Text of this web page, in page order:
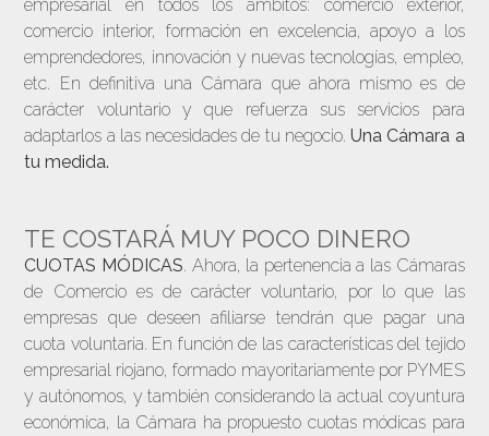
empresarial en todos los ámbitos: comercio exterior,
comercio interior, formación en excelencia, apoyo a los
emprendedores, innovación y nuevas tecnologías, empleo,
etc. En definitiva una Cámara que ahora mismo es de
carácter voluntario y que refuerza sus servicios para
adaptarlos a las necesidades de tu negocio. Una Cámara a
tu medida.
TE COSTARÁ MUY POCO DINERO
CUOTAS MÓDICAS. Ahora, la pertenencia a las Cámaras
de Comercio es de carácter voluntario, por lo que las
empresas que deseen afiliarse tendrán que pagar una
cuota voluntaria. En función de las características del tejido
empresarial riojano, formado mayoritariamente por PYMES
y autónomos, y también considerando la actual coyuntura
económica, la Cámara ha propuesto cuotas módicas para